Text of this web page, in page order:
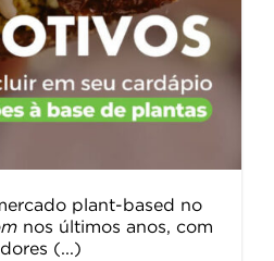
plant-based no
nos últimos anos, com
(...)